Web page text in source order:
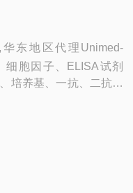
东地区代理Unimed-
胞因子、ELISA试剂
培养基、一抗、二抗、